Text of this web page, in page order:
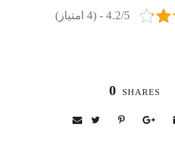
4.2/5 - (4 امتیاز)
0 SHARES